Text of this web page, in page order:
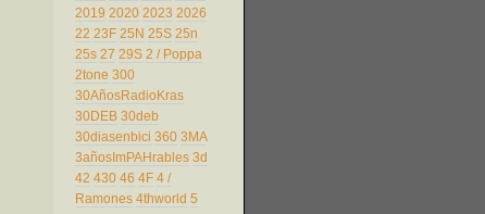
2019 2020 2023 2026
22 23F 25N 25S 25n
25s 27 29S 2 / Poppa
2tone 300
30AñosRadioKras
30DEB 30deb
30diasenbici 360 3MA
3añosImPAHrables 3d
42 430 46 4F 4 /
Ramones 4thworld 5